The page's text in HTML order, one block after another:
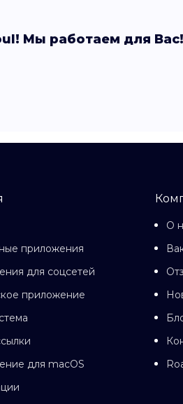
Мы работаем для Вас!
приложения
для соцсетей
приложение
для macOS
О